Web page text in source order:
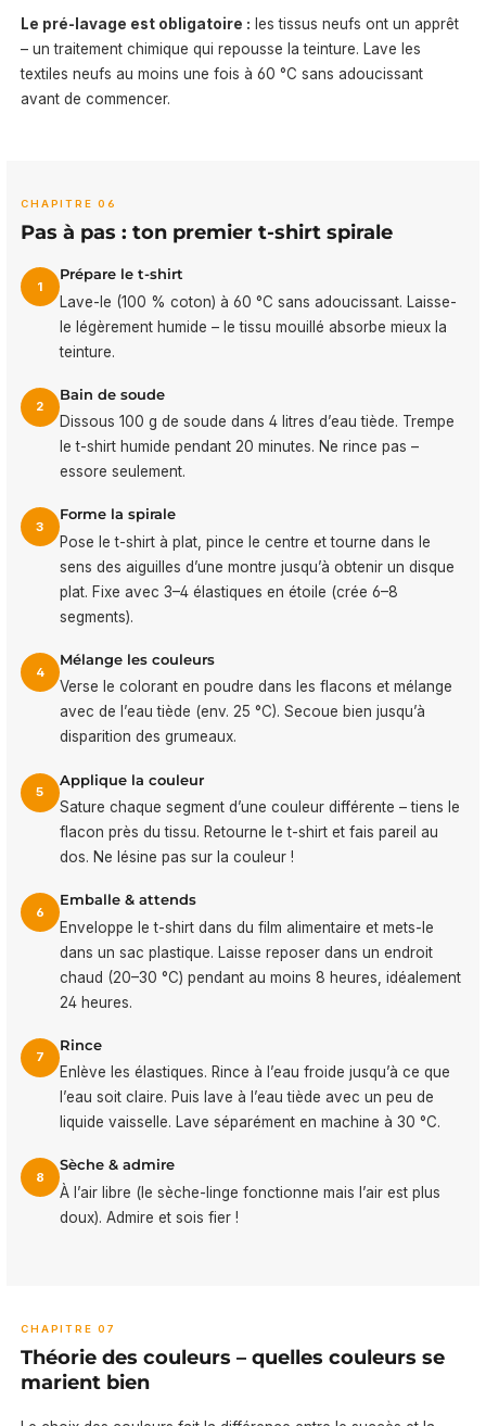
Le pré-lavage est obligatoire : les tissus neufs ont un apprêt
– un traitement chimique qui repousse la teinture. Lave les
textiles neufs au moins une fois à 60 °C sans adoucissant
avant de commencer.
CHAPITRE 06
Pas à pas : ton premier t-shirt spirale
1
Prépare le t-shirt
Lave-le (100 % coton) à 60 °C sans adoucissant. Laisse-
le légèrement humide – le tissu mouillé absorbe mieux la
teinture.
2
Bain de soude
Dissous 100 g de soude dans 4 litres d’eau tiède. Trempe
le t-shirt humide pendant 20 minutes. Ne rince pas –
essore seulement.
3
Forme la spirale
Pose le t-shirt à plat, pince le centre et tourne dans le
sens des aiguilles d’une montre jusqu’à obtenir un disque
plat. Fixe avec 3–4 élastiques en étoile (crée 6–8
segments).
4
Mélange les couleurs
Verse le colorant en poudre dans les flacons et mélange
avec de l’eau tiède (env. 25 °C). Secoue bien jusqu’à
disparition des grumeaux.
5
Applique la couleur
Sature chaque segment d’une couleur différente – tiens le
flacon près du tissu. Retourne le t-shirt et fais pareil au
dos. Ne lésine pas sur la couleur !
6
Emballe & attends
Enveloppe le t-shirt dans du film alimentaire et mets-le
dans un sac plastique. Laisse reposer dans un endroit
chaud (20–30 °C) pendant au moins 8 heures, idéalement
24 heures.
7
Rince
Enlève les élastiques. Rince à l’eau froide jusqu’à ce que
l’eau soit claire. Puis lave à l’eau tiède avec un peu de
liquide vaisselle. Lave séparément en machine à 30 °C.
8
Sèche & admire
À l’air libre (le sèche-linge fonctionne mais l’air est plus
doux). Admire et sois fier !
CHAPITRE 07
Théorie des couleurs – quelles couleurs se
marient bien